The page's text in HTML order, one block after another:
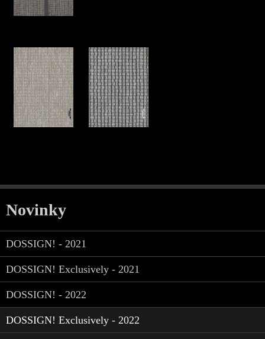
Novinky
DOSSIGN! - 2021
DOSSIGN! Exclusively - 2021
DOSSIGN! - 2022
DOSSIGN! Exclusively - 2022